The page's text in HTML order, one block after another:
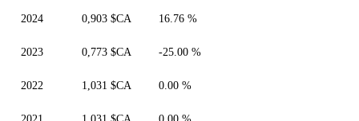
2024 0,903 $CA 16.76 %
2023 0,773 $CA -25.00 %
2022 1,031 $CA 0.00 %